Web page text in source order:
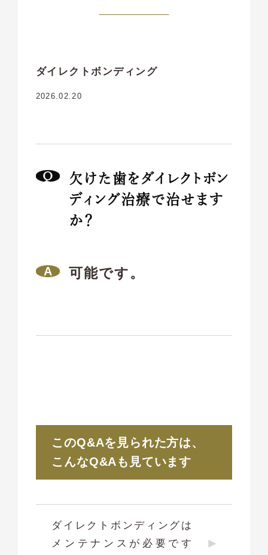
ダイレクトボンディング
2026.02.20
欠けた歯をダイレクトボン
ディング治療で治せます
か？
可能です。
このQ&Aを見られた方は、
こんなQ&Aも見ています
ダイレクトボンディングは
メンテナンスが必要です